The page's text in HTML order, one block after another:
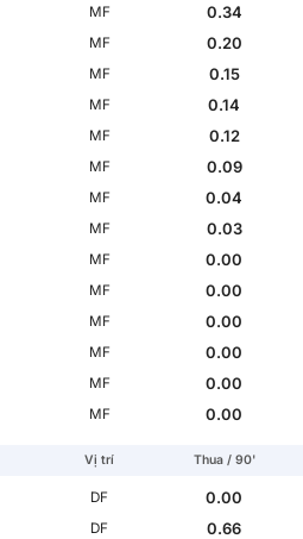
MF
0.34
MF
0.20
MF
0.15
MF
0.14
MF
0.12
MF
0.09
MF
0.04
MF
0.03
MF
0.00
MF
0.00
MF
0.00
MF
0.00
MF
0.00
MF 0.00
Vị trí Thua / 90'
DF
0.00
DF
0.66